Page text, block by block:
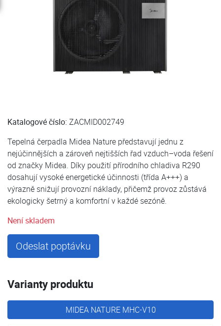
Katalogové číslo: ZACMID002749
Tepelná čerpadla Midea Nature představují jednu z
nejúčinnějších a zároveň nejtišších řad vzduch–voda řešení
od značky Midea. Díky použití přírodního chladiva R290
dosahují vysoké energetické účinnosti (třída A+++) a
výrazně snižují provozní náklady, přičemž provoz zůstává
ekologicky šetrný a komfortní v každé sezóně.
Není skladem
Odeslat poptávku
Varianty produktu
MIDEA NATURE MHC-V10